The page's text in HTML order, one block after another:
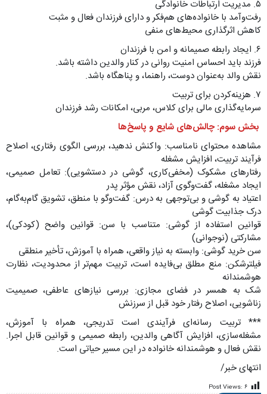
۵. مدیریت ارتباطات خانوادگی
رفت‌وآمد با خانواده‌های هم‌فکر و دارای فرزندان فعال و مثبت
کاهش اثرگذاری محیط‌های منفی
۶. ایجاد رابطه صمیمانه و امن با فرزندان
فرزند باید احساس امنیت روانی در کنار والدین داشته باشد.
نقش والد به‌عنوان دوست، راهنما، و پناهگاه باشد.
۷. هزینه‌کردن برای تربیت
سرمایه‌گذاری مالی برای کلاس، مربی، امکانات رشد فرزندان
بخش سوم: چالش‌های شایع و پاسخ‌ها
مشاهده محتوای نامناسب: واکنش ندهید، بررسی الگوی رفتاری، اصلاح
فرآیند تربیت، افزایش مشغله
رفتارهای مشکوک (مخفی‌کاری، گوشی در دستشویی): تعامل صمیمی،
ایجاد مشغله، گفت‌وگوی آزاد، نقش مؤثر پدر
اعتیاد به گوشی و بی‌توجهی به درس: گفت‌وگو با منطق، تشویق گام‌به‌گام،
درک جذابیت گوشی
قوانین استفاده از گوشی: متناسب با سن: قوانین واضح (کودکی)،
مشارکتی (نوجوانی)
سن خرید گوشی: وابسته به نیاز واقعی، همراه با آموزش، تأخیر منطقی
فیلترشکن: منع مطلق بی‌فایده است، تربیت مهم‌تر از محدودیت، نظارت
هوشمندانه
شک به همسر در فضای مجازی: بررسی نیازهای عاطفی، صمیمیت
زناشویی، اصلاح رفتار خود قبل از سرزنش
*** تربیت رسانه‌ای فرآیندی است تدریجی، همراه با آموزش،
مشغله‌سازی، افزایش آگاهی والدین، رابطه صمیمی و قوانین قابل اجرا.
نقش فعال و هوشمندانه خانواده در این مسیر حیاتی است.
انتهای خبر/
Post Views: ۶